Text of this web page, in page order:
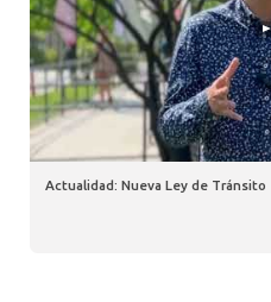
Actualidad: Nueva Ley de Tránsito